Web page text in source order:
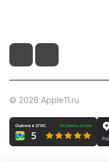
© 2026 Apple11.ru